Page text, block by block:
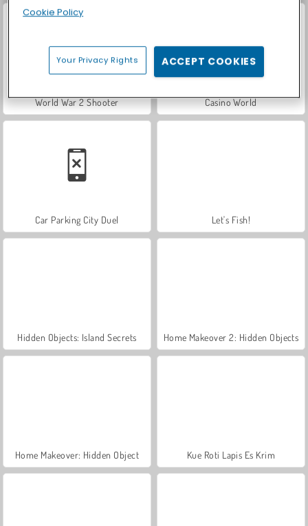
World War 2 Shooter Casino World
Car Parking City Duel Let's Fish!
Hidden Objects: Island Secrets Home Makeover 2: Hidden Objects
Home Makeover: Hidden Object Kue Roti Lapis Es Krim
Cookie Policy
Your Privacy Rights ACCEPT COOKIES